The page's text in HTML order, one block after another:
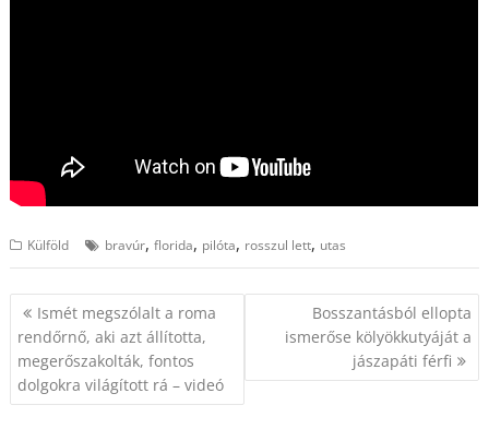
Külföld bravúr,florida, pilóta, rosszul lett, utas
Bejegyzés
navigáció
Ismét megszólalt a roma
rendőrnő, aki azt állította,
megerőszakolták, fontos
dolgokra világított rá – videó
Bosszantásból ellopta
ismerőse kölyökkutyáját a
jászapáti férfi